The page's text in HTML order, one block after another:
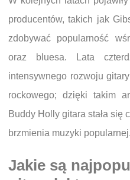
producentów, takich jak
zdobywać popularność
oraz bluesa. Lata
intensywnego rozwoju
rockowego; dzięki takim
Buddy Holly gitara stała się
brzmienia muzyki popularnej.
Jakie są